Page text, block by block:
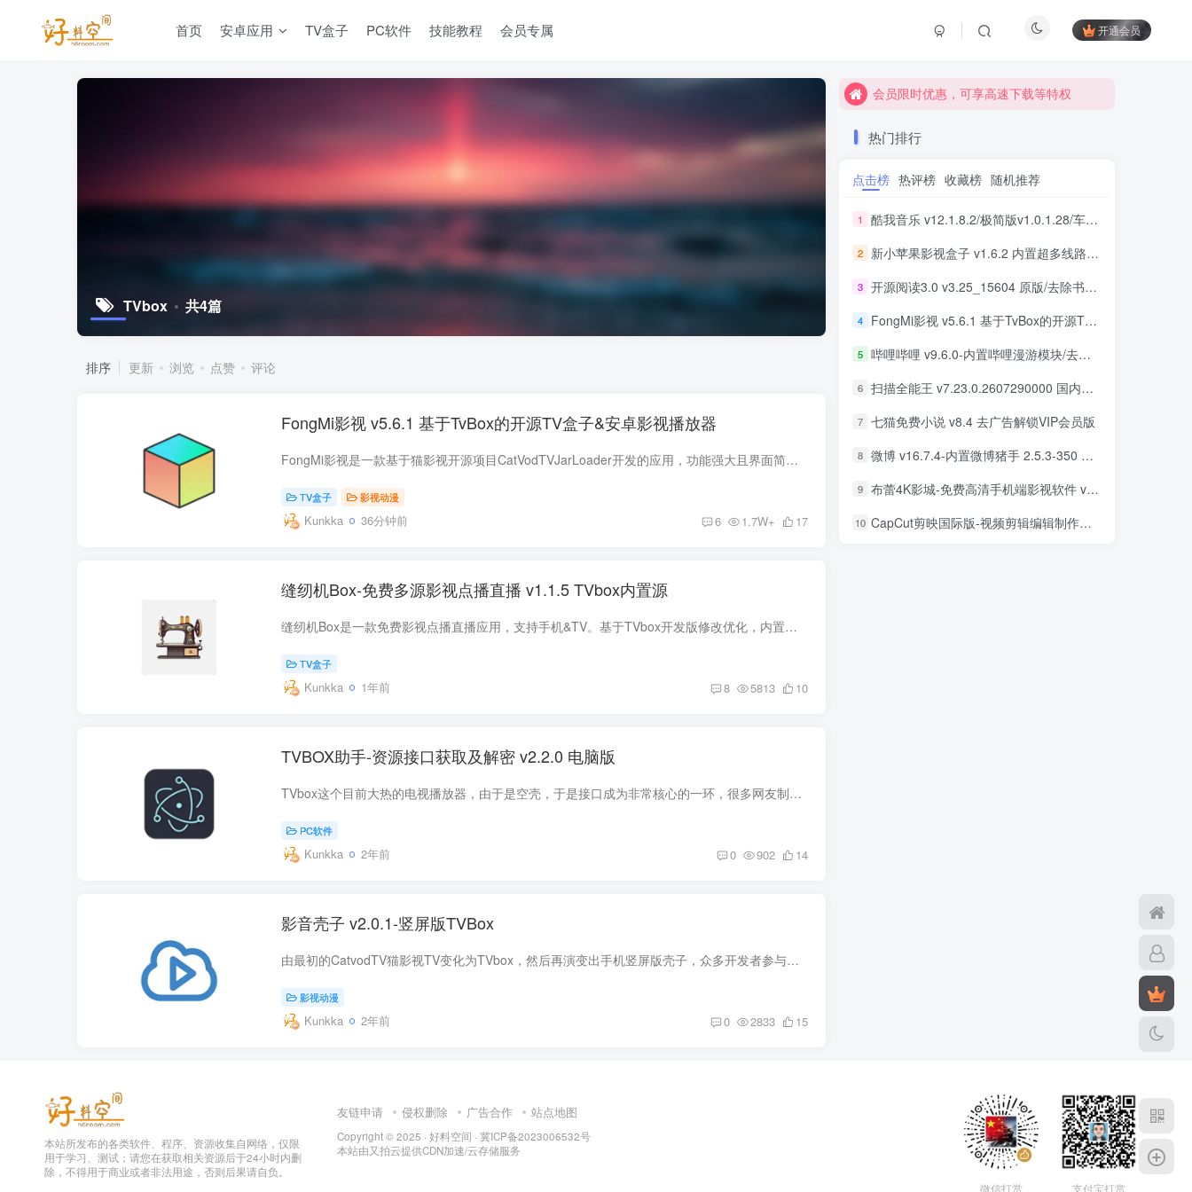
首页 安卓应用 TV盒子 PC软件 技能教程 会员专属 开通会员
TVbox 共4篇
排序 更新 浏览 点赞 评论
FongMi影视 v5.6.1 基于TvBox的开源TV盒子&安卓影视播放器
FongMi影视是一款基于猫影视开源项目CatVodTVJarLoader开发的应用，功能强大且界面简洁。该软件采用了Android TV Leanback架构，确保用户在使用过程中获得流畅的体验。它配备了最新版本的EXO和I...
TV盒子 影视动漫
Kunkka 36分钟前 6 1.7W+ 17
缝纫机Box-免费多源影视点播直播 v1.1.5 TVbox内置源
缝纫机Box是一款免费影视点播直播应用，支持手机&TV。基于TVbox开发版修改优化，内置超多高清蓝光影视源，免去了到处找影视源的烦恼。
TV盒子
Kunkka 1年前 8 5813 10
TVBOX助手-资源接口获取及解密 v2.2.0 电脑版
TVbox这个目前大热的电视播放器，由于是空壳，于是接口成为非常核心的一环，很多网友制作的接口会进行加密，以防被人复制使用。而TVBOX助手作者黎歌整理汇集了很多目前最热门的接口，而且支持一...
PC软件
Kunkka 2年前 0 902 14
影音壳子 v2.0.1-竖屏版TVBox
由最初的CatvodTV猫影视TV变化为TVbox，然后再演变出手机竖屏版壳子，众多开发者参与其中。影音壳子就是由TVbox演变而来的竖屏版，导入资源接口后即可起飞
影视动漫
Kunkka 2年前 0 2833 15
会员限时优惠，可享高速下载等特权
会员限时优惠，可享高速下载等特权
热门排行
点击榜 热评榜 收藏榜 随机推荐
1 酷我音乐 v12.1.8.2/极简版v1.0.1.28/车机版v7.6.2.21 去广告解锁会员版最新可用版
2 新小苹果影视盒子 v1.6.2 内置超多线路 免捐赠版
3 开源阅读3.0 v3.25_15604 原版/去除书源限制/内置书源版 及 2025.09月书源
4 FongMi影视 v5.6.1 基于TvBox的开源TV盒子&安卓影视播放器
5 哔哩哔哩 v9.6.0-内置哔哩漫游模块/去广告精简优化版
6 扫描全能王 v7.23.0.2607290000 国内版/国际版 解锁本地会员
7 七猫免费小说 v8.4 去广告解锁VIP会员版
8 微博 v16.7.4-内置微博猪手 2.5.3-350 去广告净化模块-支持安卓15
9 布蕾4K影城-免费高清手机端影视软件 v3.5.1 去广告纯净版
10 CapCut剪映国际版-视频剪辑编辑制作工具 v18.8.0 解锁专业版
本站所发布的各类软件、程序、资源收集自网络，仅限
用于学习、测试；请您在获取相关资源后于24小时内删
除，不得用于商业或者非法用途，否则后果请自负。
友链申请 侵权删除 广告合作 站点地图
Copyright © 2025 · 好料空间 · 冀ICP备2023006532号
本站由又拍云提供CDN加速/云存储服务
微信打赏 支付宝打赏